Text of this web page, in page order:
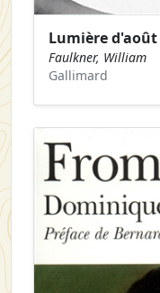
Lumière d'août
Faulkner, William
Gallimard